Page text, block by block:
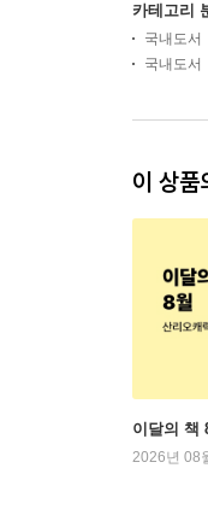
카테고리
국내도서
국내도서
이 상품
이달의 책
2026년 08